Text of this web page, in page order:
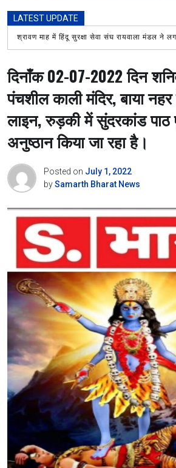
LATEST UPDATE
दिनाँक 02-07-2022 दिन
पंचशील काली मंदिर, बाया नहर
लाइन, रुड़की में सुंदरकांड पाठ
अनुष्ठान किया जा रहा है।
Posted on July 1, 2022
bySamarth Bharat News